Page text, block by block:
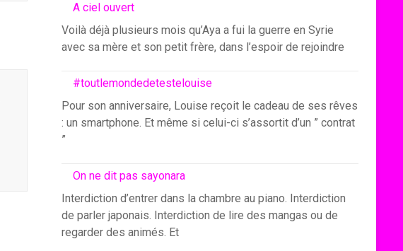
A ciel ouvert
Voilà déjà plusieurs mois qu’Aya a fui la guerre en Syrie
avec sa mère et son petit frère, dans l’espoir de rejoindre
#toutlemondedetestelouise
Pour son anniversaire, Louise reçoit le cadeau de ses rêves
: un smartphone. Et même si celui-ci s’assortit d’un ” contrat
”
On ne dit pas sayonara
Interdiction d’entrer dans la chambre au piano. Interdiction
de parler japonais. Interdiction de lire des mangas ou de
regarder des animés. Et